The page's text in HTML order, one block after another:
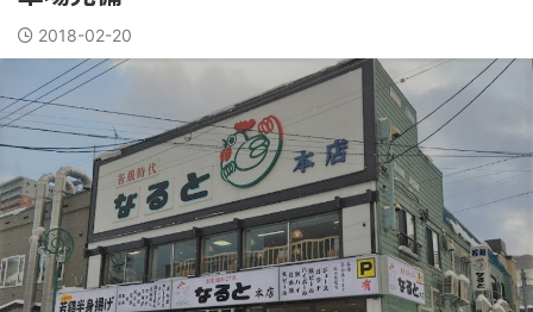
2018-02-20